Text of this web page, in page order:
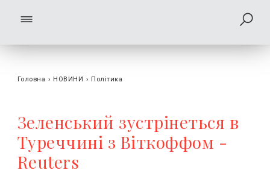
Головна › НОВИНИ › Політика
Зеленський зустрінеться в
Туреччині з Віткоффом -
Reuters